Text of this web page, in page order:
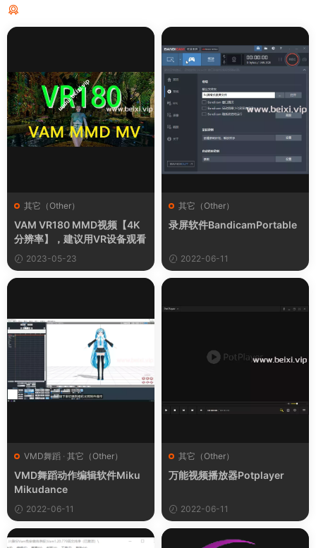
其它（Other）
VAM VR180 MMD视频【4K
分辨率】，建议用VR设备观看
2023-05-23
其它（Other）
录屏软件BandicamPortable
2022-06-11
VMD舞蹈 · 其它（Other）
VMD舞蹈动作编辑软件Miku
Mikudance
2022-06-11
其它（Other）
万能视频播放器Potplayer
2022-06-11